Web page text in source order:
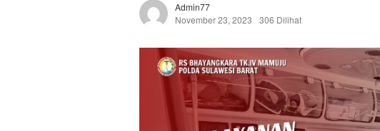
Admin77
November 23, 2023
306 Dilihat